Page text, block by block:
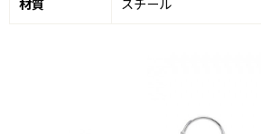
材質 スチール